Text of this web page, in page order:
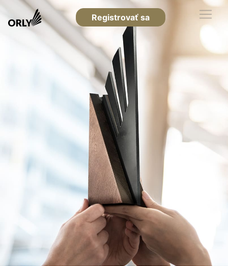
Registrovať sa